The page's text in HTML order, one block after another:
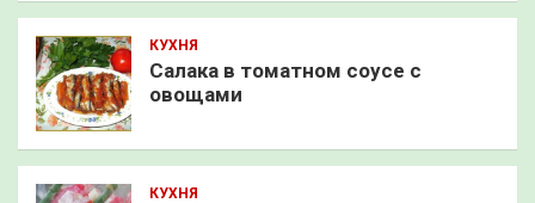
КУХНЯ
Салака в томатном соусе с
овощами
КУХНЯ